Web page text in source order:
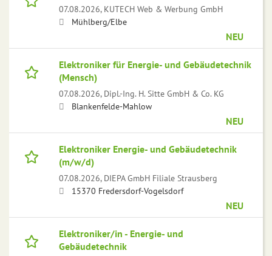
07.08.2026, KUTECH Web & Werbung GmbH
Mühlberg/Elbe
NEU
Elektroniker für Energie- und Gebäudetechnik
(Mensch)
07.08.2026, Dipl.-Ing. H. Sitte GmbH & Co. KG
Blankenfelde-Mahlow
NEU
Elektroniker Energie- und Gebäudetechnik
(m/w/d)
07.08.2026, DIEPA GmbH Filiale Strausberg
15370 Fredersdorf-Vogelsdorf
NEU
Elektroniker/in - Energie- und
Gebäudetechnik